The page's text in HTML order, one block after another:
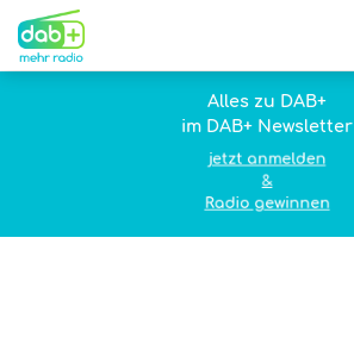
Alles zu DAB+
im DAB+ Newsletter
jetzt anmelden
&
Radio gewinnen